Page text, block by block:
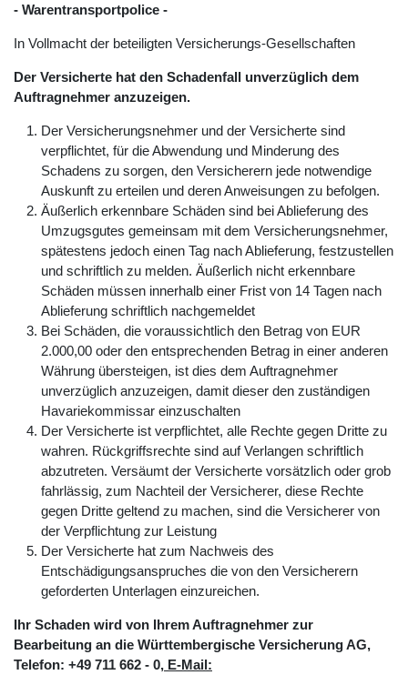
- Warentransportpolice -
In Vollmacht der beteiligten Versicherungs-Gesellschaften
Der Versicherte hat den Schadenfall unverzüglich dem
Auftragnehmer anzuzeigen.
Der Versicherungsnehmer und der Versicherte sind
verpflichtet, für die Abwendung und Minderung des
Schadens zu sorgen, den Versicherern jede notwendige
Auskunft zu erteilen und deren Anweisungen zu befolgen.
Äußerlich erkennbare Schäden sind bei Ablieferung des
Umzugsgutes gemeinsam mit dem Versicherungsnehmer,
spätestens jedoch einen Tag nach Ablieferung, festzustellen
und schriftlich zu melden. Äußerlich nicht erkennbare
Schäden müssen innerhalb einer Frist von 14 Tagen nach
Ablieferung schriftlich nachgemeldet
Bei Schäden, die voraussichtlich den Betrag von EUR
2.000,00 oder den entsprechenden Betrag in einer anderen
Währung übersteigen, ist dies dem Auftragnehmer
unverzüglich anzuzeigen, damit dieser den zuständigen
Havariekommissar einzuschalten
Der Versicherte ist verpflichtet, alle Rechte gegen Dritte zu
wahren. Rückgriffsrechte sind auf Verlangen schriftlich
abzutreten. Versäumt der Versicherte vorsätzlich oder grob
fahrlässig, zum Nachteil der Versicherer, diese Rechte
gegen Dritte geltend zu machen, sind die Versicherer von
der Verpflichtung zur Leistung
Der Versicherte hat zum Nachweis des
Entschädigungsanspruches die von den Versicherern
geforderten Unterlagen einzureichen.
Ihr Schaden wird von Ihrem Auftragnehmer zur
Bearbeitung an die Württembergische Versicherung AG,
Telefon: +49 711 662 - 0, E-Mail: